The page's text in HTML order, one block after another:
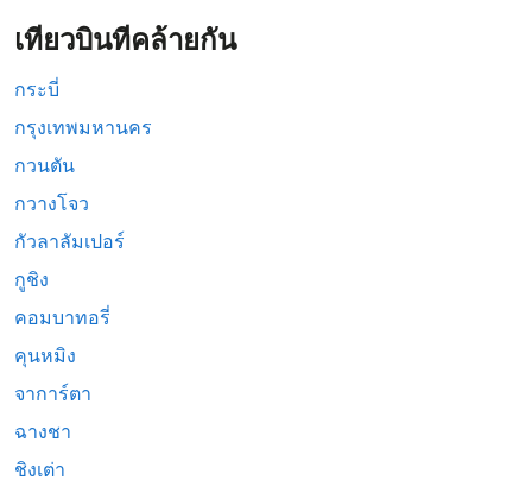
เที่ยวบินที่คล้ายกัน
กระบี่
กรุงเทพมหานคร
กวนตัน
กวางโจว
กัวลาลัมเปอร์
กูชิง
คอมบาทอรี่
คุนหมิง
จาการ์ตา
ฉางชา
ชิงเต่า